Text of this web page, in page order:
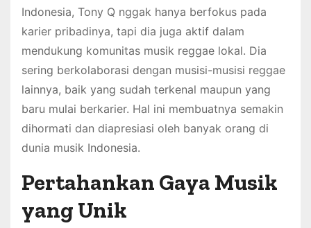
Indonesia, Tony Q nggak hanya berfokus pada
karier pribadinya, tapi dia juga aktif dalam
mendukung komunitas musik reggae lokal. Dia
sering berkolaborasi dengan musisi-musisi reggae
lainnya, baik yang sudah terkenal maupun yang
baru mulai berkarier. Hal ini membuatnya semakin
dihormati dan diapresiasi oleh banyak orang di
dunia musik Indonesia.
Pertahankan Gaya Musik
yang Unik